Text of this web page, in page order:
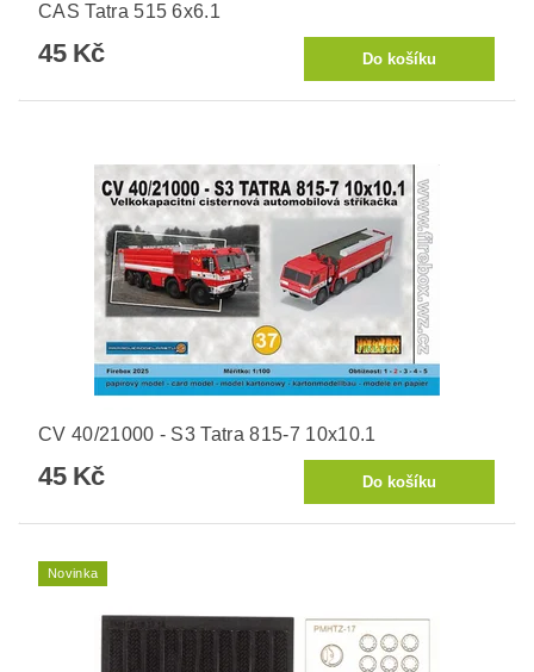
CAS Tatra 515 6x6.1
45 Kč
CV 40/21000 - S3 Tatra 815-7 10x10.1
45 Kč
Novinka